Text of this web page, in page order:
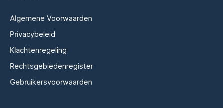
Algemene Voorwaarden
Privacybeleid
Klachtenregeling
Rechtsgebiedenregister
Gebruikersvoorwaarden